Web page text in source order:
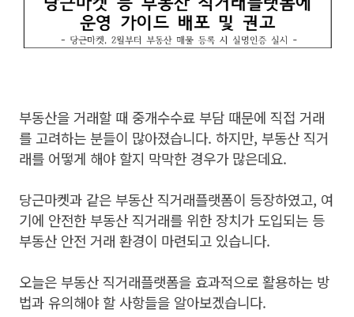
부동산을 거래할 때 중개수수료 부담 때문에 직접 거래
를 고려하는 분들이 많아졌습니다. 하지만, 부동산 직거
래를 어떻게 해야 할지 막막한 경우가 많은데요.
당근마켓과 같은 부동산 직거래플랫폼이 등장하였고, 여
기에 안전한 부동산 직거래를 위한 장치가 도입되는 등
부동산 안전 거래 환경이 마련되고 있습니다.
오늘은 부동산 직거래플랫폼을 효과적으로 활용하는 방
법과 유의해야 할 사항들을 알아보겠습니다.